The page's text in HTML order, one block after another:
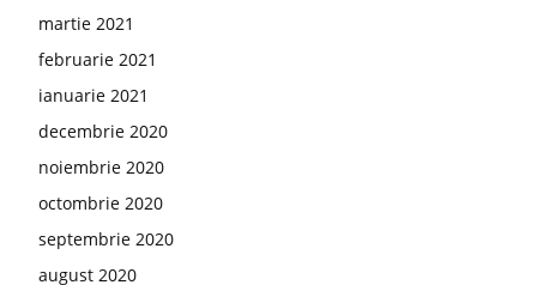
martie 2021
februarie 2021
ianuarie 2021
decembrie 2020
noiembrie 2020
octombrie 2020
septembrie 2020
august 2020